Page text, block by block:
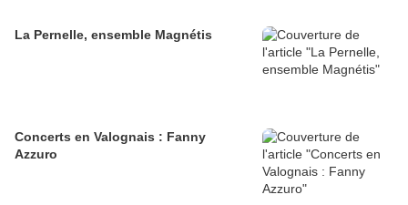
La Pernelle, ensemble Magnétis
Concerts en Valognais : Fanny
Azzuro